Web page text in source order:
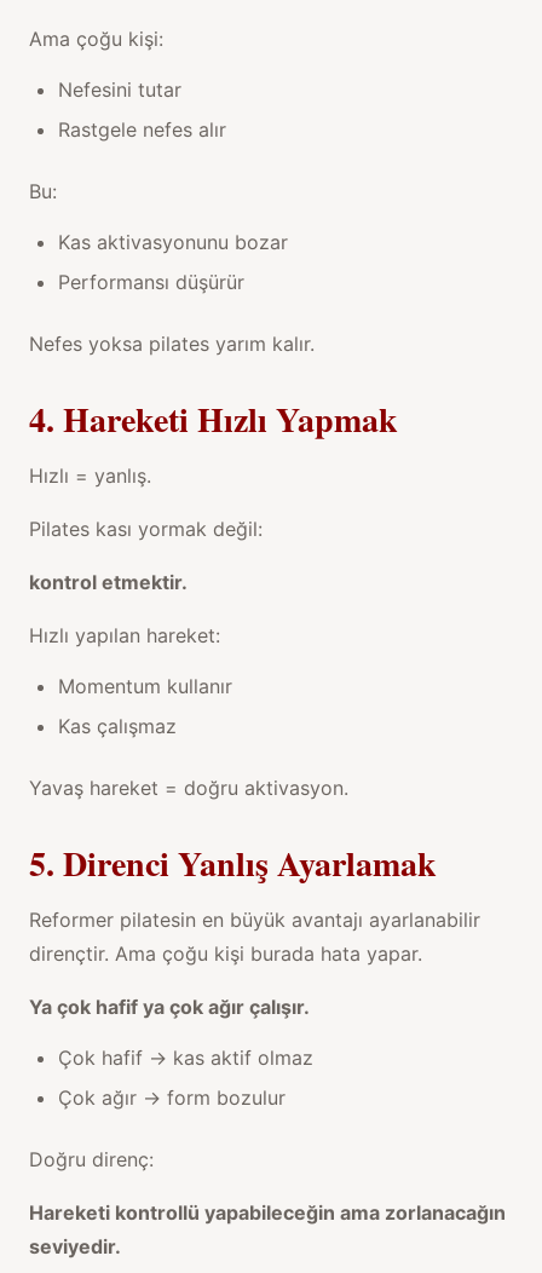
Ama çoğu kişi:
Nefesini tutar
Rastgele nefes alır
Bu:
Kas aktivasyonunu bozar
Performansı düşürür
Nefes yoksa pilates yarım kalır.
4. Hareketi Hızlı Yapmak
Hızlı = yanlış.
Pilates kası yormak değil:
kontrol etmektir.
Hızlı yapılan hareket:
Momentum kullanır
Kas çalışmaz
Yavaş hareket = doğru aktivasyon.
5. Direnci Yanlış Ayarlamak
Reformer pilatesin en büyük avantajı ayarlanabilir
dirençtir. Ama çoğu kişi burada hata yapar.
Ya çok hafif ya çok ağır çalışır.
Çok hafif → kas aktif olmaz
Çok ağır → form bozulur
Doğru direnç:
Hareketi kontrollü yapabileceğin ama zorlanacağın
seviyedir.